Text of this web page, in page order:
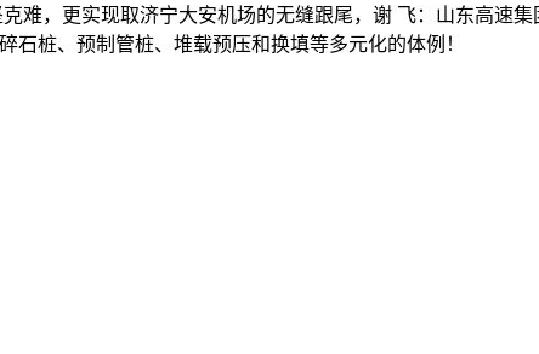
难，更实现取济宁大安机场的无缝跟尾，谢 飞：山东高速
石桩、预制管桩、堆载预压和换填等多元化的体例！